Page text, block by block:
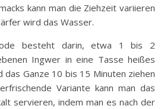
kann man die Ziehzeit variieren
wird das Wasser.
besteht darin, etwa 1 bis 2
Ingwer in eine Tasse heißes
das Ganze 10 bis 15 Minuten ziehen
Variante kann man das
servieren, indem man es nach der